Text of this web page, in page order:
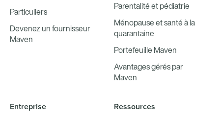
Particuliers
Devenez un fournisseur
Maven
Parentalité et pédiatrie
Ménopause et santé à la
quarantaine
Portefeuille Maven
Avantages gérés par
Maven
Entreprise Ressources